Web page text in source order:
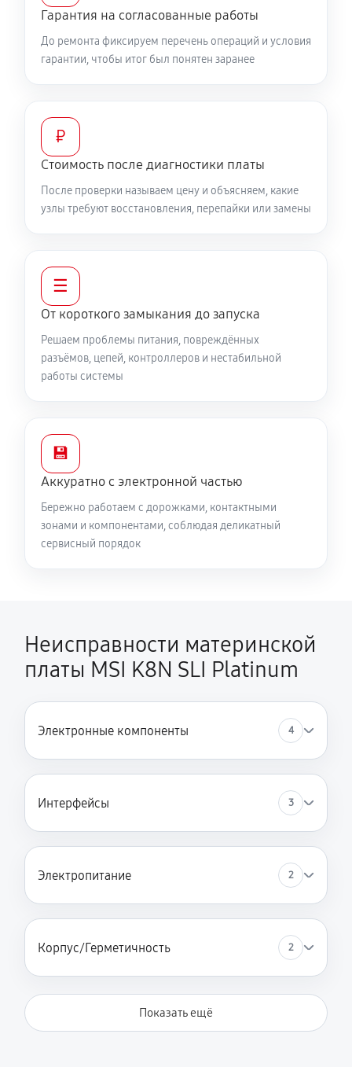
Гарантия на согласованные работы
До ремонта фиксируем перечень операций и условия
гарантии, чтобы итог был понятен заранее
₽
Стоимость после диагностики платы
После проверки называем цену и объясняем, какие
узлы требуют восстановления, перепайки или замены
☰
От короткого замыкания до запуска
Решаем проблемы питания, повреждённых
разъёмов, цепей, контроллеров и нестабильной
работы системы
💾
Аккуратно с электронной частью
Бережно работаем с дорожками, контактными
зонами и компонентами, соблюдая деликатный
сервисный порядок
Неисправности материнской
платы MSI K8N SLI Platinum
Электронные компоненты 4
Интерфейсы 3
Электропитание 2
Корпус/Герметичность 2
Показать ещё